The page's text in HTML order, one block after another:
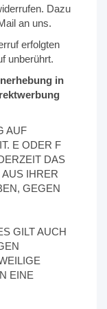
Dazu
an uns.
erfolgten
unberührt.
in
AUF
E ODER F
DAS
IHRER
GEGEN
GILT AUCH
EINE